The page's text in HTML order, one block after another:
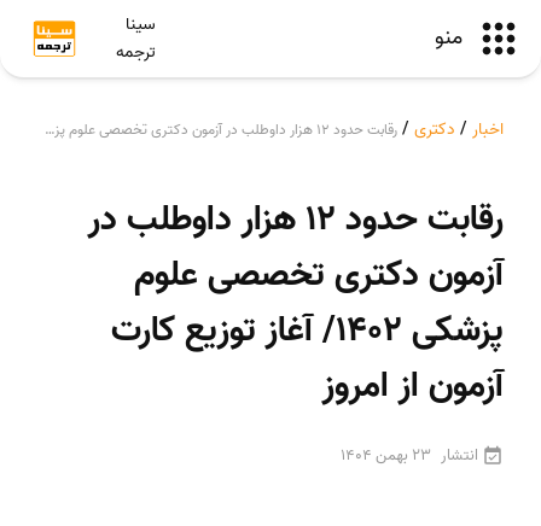
منو
سینا
ترجمه
اخبار / دکتری / رقابت حدود 12 هزار داوطلب در آزمون دکتری تخصصی علوم پزشکی 1402/ آغاز توزیع کارت آزمون از امروز
رقابت حدود 12 هزار داوطلب در
آزمون دکتری تخصصی علوم
پزشکی 1402/ آغاز توزیع کارت
آزمون از امروز
انتشار 23 بهمن 1404